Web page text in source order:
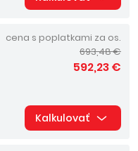
cena s poplatkami za os.
693,48 €
592,23 €
Kalkulovať